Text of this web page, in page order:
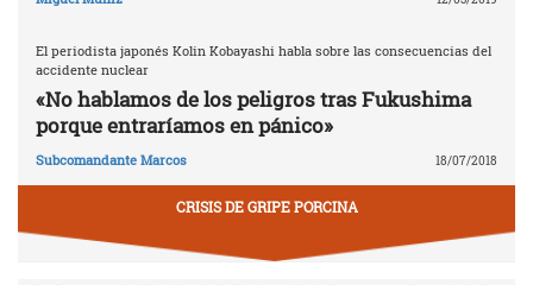
El periodista japonés Kolin Kobayashi habla sobre las consecuencias del
accidente nuclear
«No hablamos de los peligros tras Fukushima
porque entraríamos en pánico»
Subcomandante Marcos 18/07/2018
CRISIS DE GRIPE PORCINA